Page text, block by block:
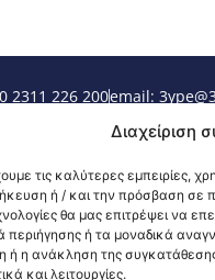
Διαχείριση
τις καλύτερες εμπειρίες,
ή / και την πρόσβαση σε
θα μας επιτρέψει να
περιήγησης ή τα μοναδικά
ή η ανάκληση της
και λειτουργίες.
2311 226 200email: